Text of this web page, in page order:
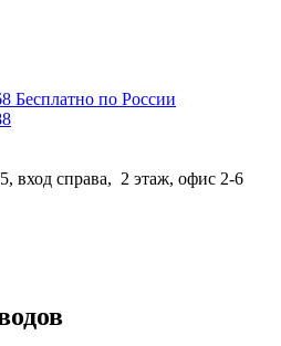
Бесплатно по России
вход справа, 2 этаж, офис 2-6